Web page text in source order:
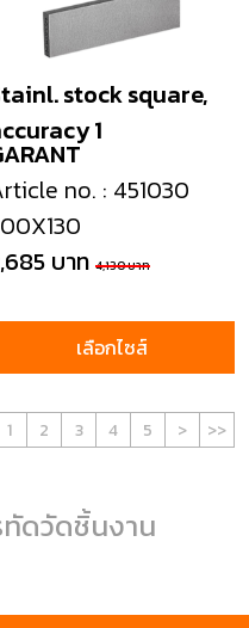
stock square,
1
no. : 451030
บาท 4,130 บาท
เลือกไซส์
1 2 3 4 5 > >>
ดวัดชิ้นงาน